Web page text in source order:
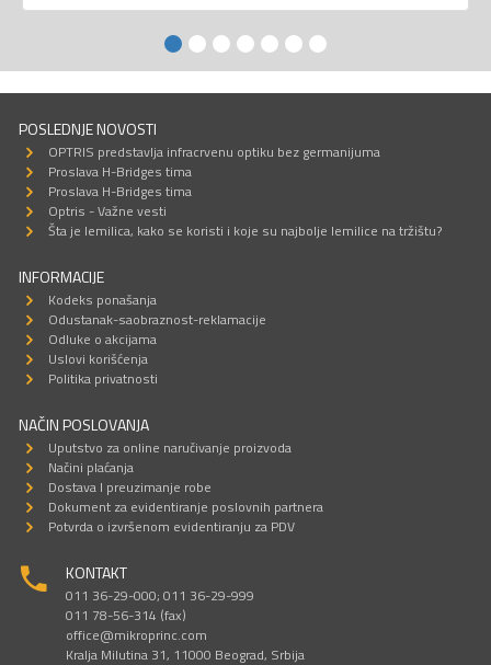
POSLEDNJE NOVOSTI
OPTRIS predstavlja infracrvenu optiku bez germanijuma
Proslava H-Bridges tima
Proslava H-Bridges tima
Optris - Važne vesti
Šta je lemilica, kako se koristi i koje su najbolje lemilice na tržištu?
INFORMACIJE
Kodeks ponašanja
Odustanak-saobraznost-reklamacije
Odluke o akcijama
Uslovi korišćenja
Politika privatnosti
NAČIN POSLOVANJA
Uputstvo za online naručivanje proizvoda
Načini plaćanja
Dostava I preuzimanje robe
Dokument za evidentiranje poslovnih partnera
Potvrda o izvršenom evidentiranju za PDV
KONTAKT
011 36-29-000; 011 36-29-999
011 78-56-314 (fax)
office@mikroprinc.com
Kralja Milutina 31, 11000 Beograd, Srbija